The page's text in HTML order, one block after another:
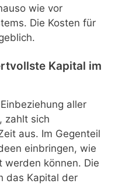
wie vor
Die Kosten für
Kapital im
aller
zahlt sich
aus. Im Gegenteil
einbringen, wie
können. Die
das Kapital der